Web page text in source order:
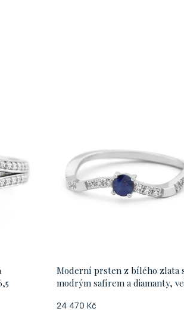
Moderní prsten z bílého zlata
modrým safírem a diamanty,
24 470 Kč